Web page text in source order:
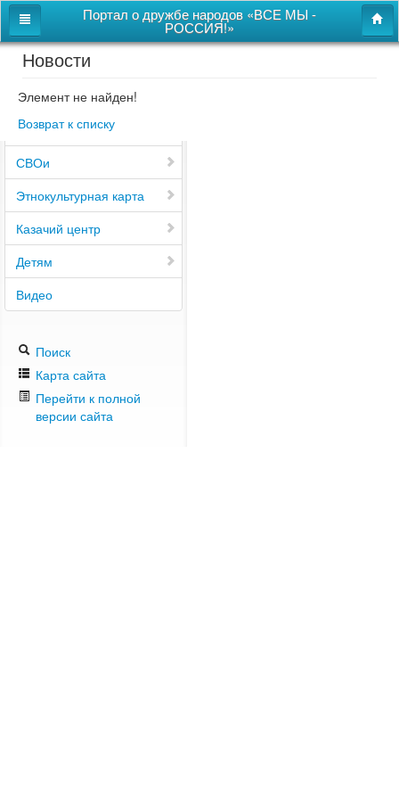
Портал о дружбе народов «ВСЕ МЫ -
РОССИЯ!»
Главная
Дом дружбы народов
Новости
СВОи
Этнокультурная карта
Казачий центр
Детям
Видео
Поиск
Карта сайта
Перейти к полной
версии сайта
Новости
Элемент не найден!
Возврат к списку